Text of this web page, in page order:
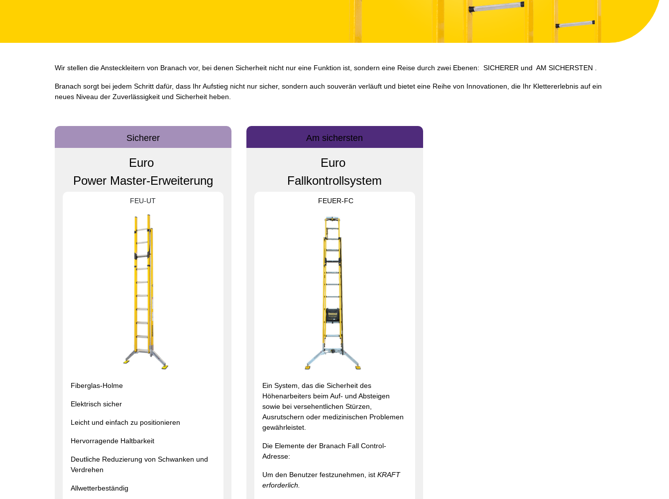
Wir stellen die Ansteckleitern von Branach vor, bei denen Sicherheit nicht nur eine Funktion ist, sondern eine Reise durch zwei Ebenen: SICHERER und AM SICHERSTEN
Branach sorgt bei jedem Schritt dafür, dass Ihr Aufstieg nicht nur sicher, sondern auch souverän verläuft und bietet eine Reihe von Innovationen, die Ihr Klettererlebnis auf ein
neues Niveau der Zuverlässigkeit und Sicherheit heben.
Sicherer
Euro
Power Master-Erweiterung
FEU-UT
Fiberglas-Holme
Elektrisch sicher
Leicht und einfach zu positionieren
Hervorragende Haltbarkeit
Deutliche Reduzierung von Schwanken und
Verdrehen
Allwetterbeständig
Am sichersten
Euro
Fallkontrollsystem
FEUER-FC
Ein System, das die Sicherheit des
Höhenarbeiters beim Auf- und Absteigen
sowie bei versehentlichen Stürzen,
Ausrutschern oder medizinischen Problemen
gewährleistet.
Die Elemente der Branach Fall Control-
Adresse:
Um den Benutzer festzunehmen, istKRAFT
erforderlich.